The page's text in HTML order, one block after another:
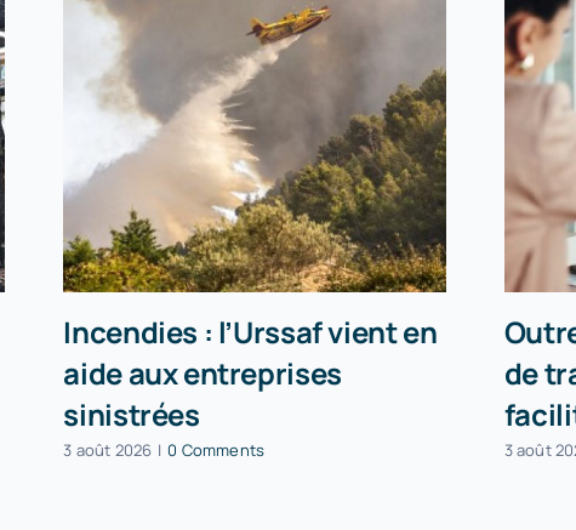
Incendies : l’Urssaf vient en
aide aux entreprises
sinistrées
3 août 2026 | 0 Comments
de
3 août